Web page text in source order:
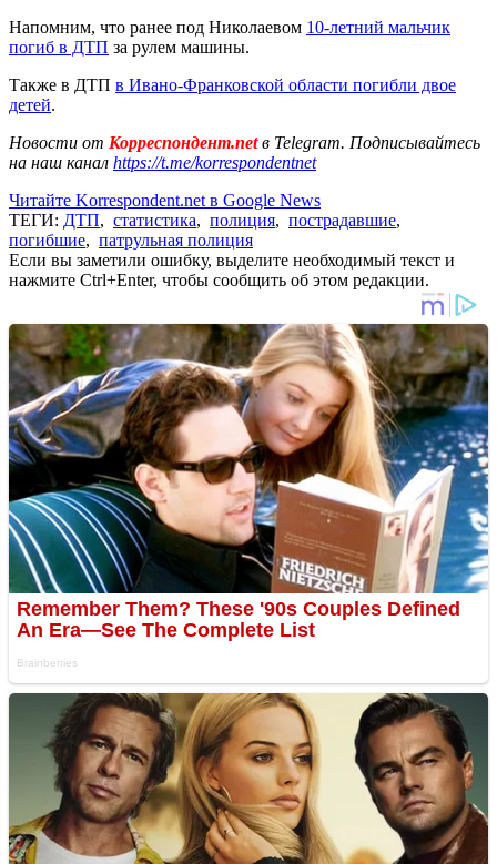
Напомним, что ранее под Николаевом 10-летний мальчик
погиб в ДТП за рулем машины.
Также в ДТП в Ивано-Франковской области погибли двое
детей.
Новости от Корреспондент.netв Telegram. Подписывайтесь
на наш канал https://t.me/korrespondentnet
Читайте Korrespondent.net в Google News
ТЕГИ: ДТП, статистика, полиция, пострадавшие,
погибшие, патрульная полиция
Если вы заметили ошибку, выделите необходимый текст и
нажмите Ctrl+Enter, чтобы сообщить об этом редакции.